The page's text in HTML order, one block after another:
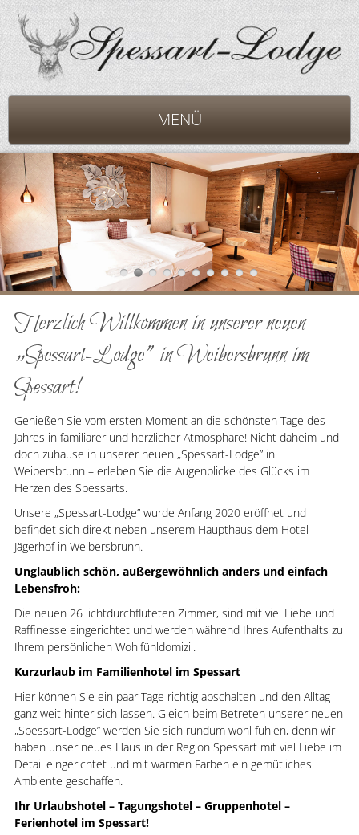
MENÜ
Herzlich Willkommen in unserer neuen
„Spessart-Lodge” in Weibersbrunn im
Spessart!
Genießen Sie vom ersten Moment an die schönsten Tage des
Jahres in familiärer und herzlicher Atmosphäre! Nicht daheim und
doch zuhause in unserer neuen „Spessart-Lodge” in
Weibersbrunn – erleben Sie die Augenblicke des Glücks im
Herzen des Spessarts.
Unsere „Spessart-Lodge” wurde Anfang 2020 eröffnet und
befindet sich direkt neben unserem Haupthaus dem Hotel
Jägerhof in Weibersbrunn.
Unglaublich schön, außergewöhnlich anders und einfach
Lebensfroh:
Die neuen 26 lichtdurchfluteten Zimmer, sind mit viel Liebe und
Raffinesse eingerichtet und werden während Ihres Aufenthalts zu
Ihrem persönlichen Wohlfühldomizil.
Kurzurlaub im Familienhotel im Spessart
Hier können Sie ein paar Tage richtig abschalten und den Alltag
ganz weit hinter sich lassen. Gleich beim Betreten unserer neuen
„Spessart-Lodge” werden Sie sich rundum wohl fühlen, denn wir
haben unser neues Haus in der Region Spessart mit viel Liebe im
Detail eingerichtet und mit warmen Farben ein gemütliches
Ambiente geschaffen.
Ihr Urlaubshotel – Tagungshotel – Gruppenhotel –
Ferienhotel im Spessart!